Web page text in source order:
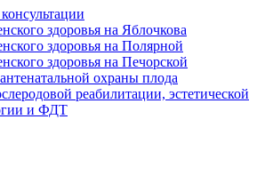
здоровья на Яблочкова
здоровья на Полярной
здоровья на Печорской
охраны плода
реабилитации, эстетической
и ФДТ